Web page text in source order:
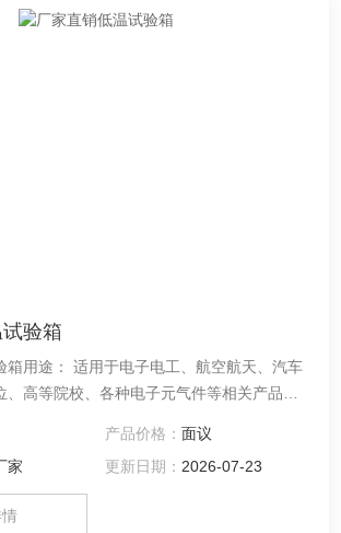
验箱
电工、航空航天、汽车
、高等院校、各种电子元气件等相关产品的
指标。低温箱/低温试验箱规格（单
100 内形尺寸D×W×H 450×450×500
产品价格： 面议
家 更新日期： 2026-07-23